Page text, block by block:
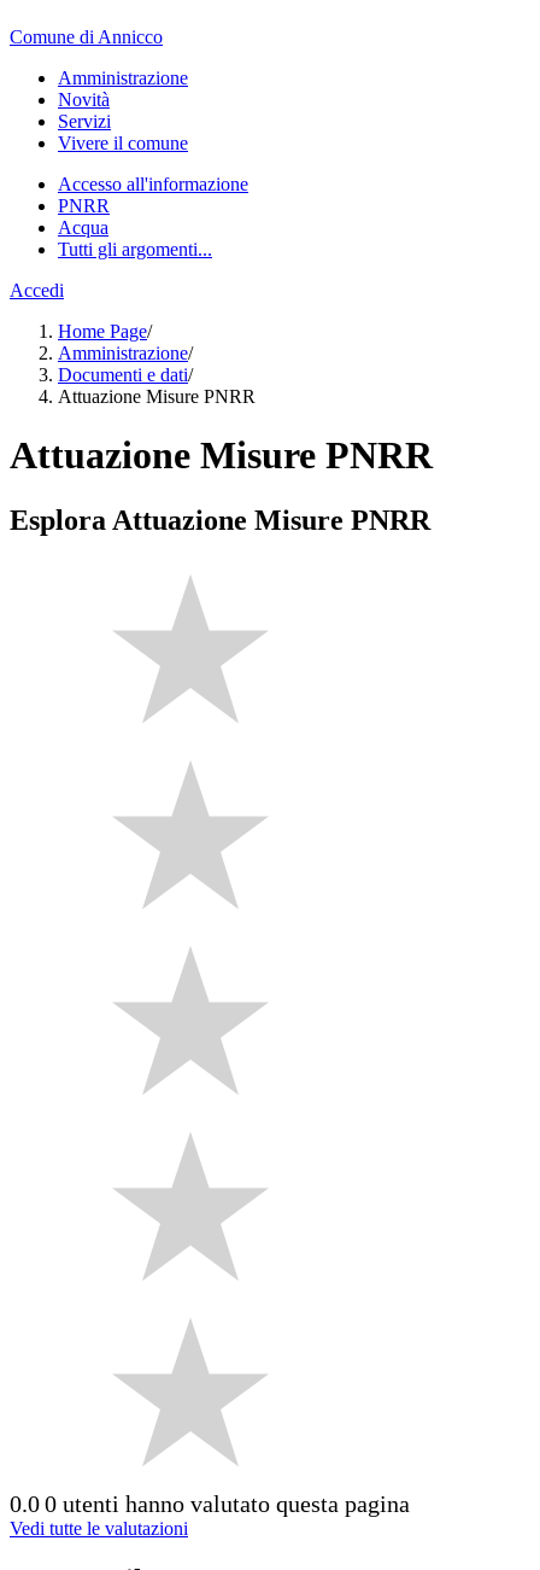
Comune di Annicco
Amministrazione
Novità
Servizi
Vivere il comune
Accesso all'informazione
PNRR
Acqua
Tutti gli argomenti...
Accedi
Home Page/
Amministrazione/
Documenti e dati/
Attuazione Misure PNRR
Attuazione Misure PNRR
Esplora Attuazione Misure PNRR
0.00 utenti hanno valutato questa pagina
Vedi tutte le valutazioni